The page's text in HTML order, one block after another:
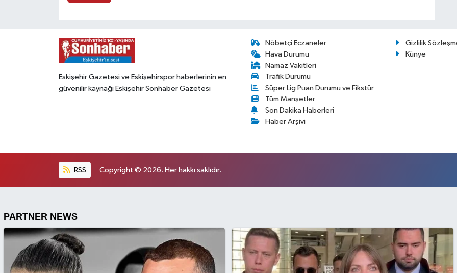
Eskişehir Gazetesi ve Eskişehirspor haberlerinin en
güvenilir kaynağı Eskişehir Sonhaber Gazetesi
Nöbetçi Eczaneler
Hava Durumu
Namaz Vakitleri
Trafik Durumu
Süper Lig Puan Durumu ve Fikstür
Tüm Manşetler
Son Dakika Haberleri
Haber Arşivi
Gizlilik
Künye
RSS Copyright © 2026. Her hakkı saklıdır.